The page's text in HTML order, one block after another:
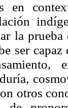
en
la
ser
otros